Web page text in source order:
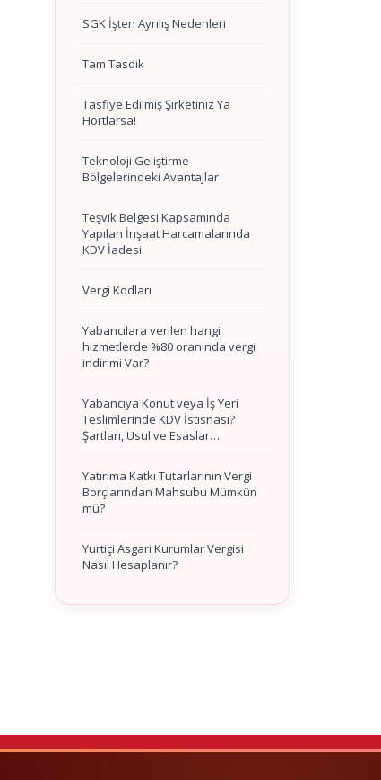
SGK İşten Ayrılış Nedenleri
Tam Tasdik
Tasfiye Edilmiş Şirketiniz Ya
Hortlarsa!
Teknoloji Geliştirme
Bölgelerindeki Avantajlar
Teşvik Belgesi Kapsamında
Yapılan İnşaat Harcamalarında
KDV İadesi
Vergi Kodları
Yabancılara verilen hangi
hizmetlerde %80 oranında vergi
indirimi Var?
Yabancıya Konut veya İş Yeri
Teslimlerinde KDV İstisnası?
Şartları, Usul ve Esaslar…
Yatırıma Katkı Tutarlarının Vergi
Borçlarından Mahsubu Mümkün
mü?
Yurtiçi Asgari Kurumlar Vergisi
Nasıl Hesaplanır?